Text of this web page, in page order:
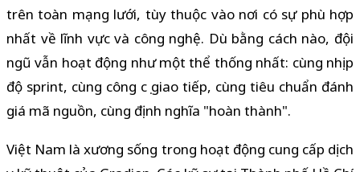
trên toàn mạng lưới, tùy thuộc vào nơi có sự phù hợp
nhất về lĩnh vực và công nghệ. Dù bằng cách nào, đội
ngũ vẫn hoạt động như một thể thống nhất: cùng nhịp
độ sprint, cùng công cụ giao tiếp, cùng tiêu chuẩn đánh
giá mã nguồn, cùng định nghĩa "hoàn thành".
Việt Nam là xương sống trong hoạt động cung cấp dịch